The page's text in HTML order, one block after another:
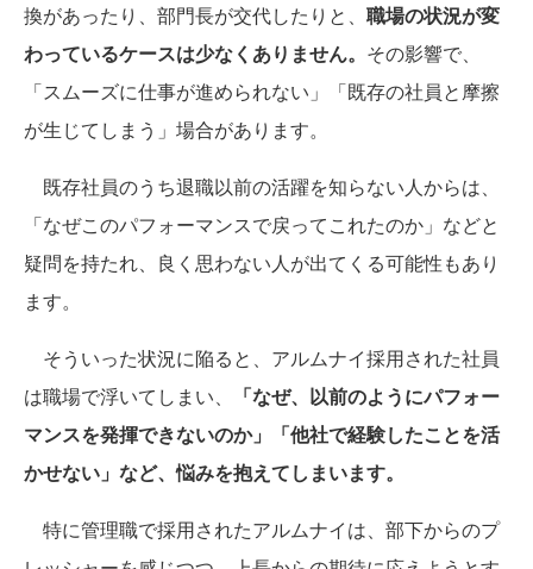
換があったり、部門長が交代したりと、 職場の状況が変
わっているケースは少なくありません。 その影響で、
「スムーズに仕事が進められない」「既存の社員と摩擦
が生じてしまう」場合があります。
既存社員のうち退職以前の活躍を知らない人からは、
「なぜこのパフォーマンスで戻ってこれたのか」などと
疑問を持たれ、良く思わない人が出てくる可能性もあり
ます。
そういった状況に陥ると、アルムナイ採用された社員
は職場で浮いてしまい、
「なぜ、以前のようにパフォー
マンスを発揮できないのか」「他社で経験したことを活
かせない」など、悩みを抱えてしまいます。
特に管理職で採用されたアルムナイは、部下からのプ